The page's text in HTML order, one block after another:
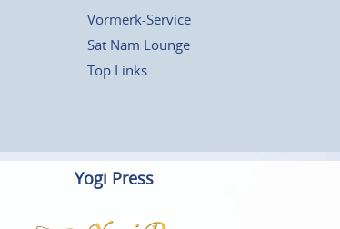
Vormerk-Service
Sat Nam Lounge
Top Links
Yogi Press